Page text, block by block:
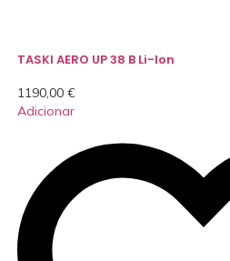
TASKI AERO UP 38 B Li-Ion
1190,00 €
Adicionar